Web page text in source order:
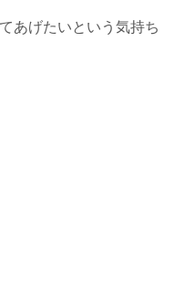
あげたいという気持ち